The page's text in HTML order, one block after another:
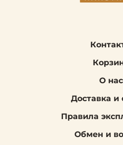
О нас
Доставка и
Правила
Обмен и